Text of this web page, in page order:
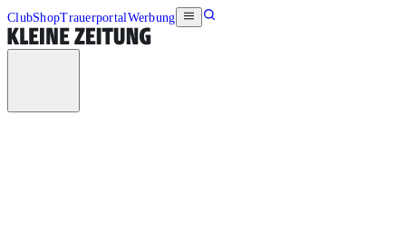
ClubShopTrauerportalWerbung